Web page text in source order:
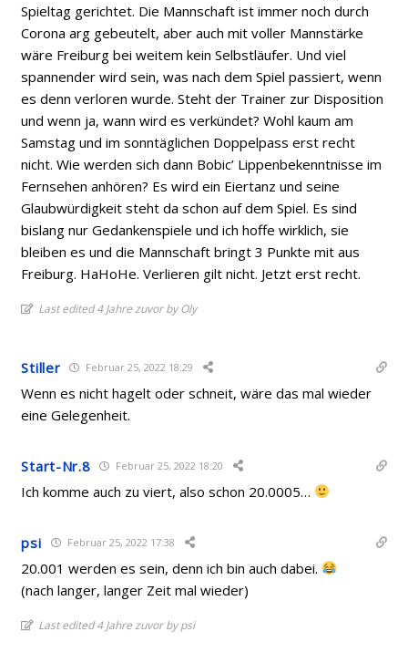
Spieltag gerichtet. Die Mannschaft ist immer noch durch
Corona arg gebeutelt, aber auch mit voller Mannstärke
wäre Freiburg bei weitem kein Selbstläufer. Und viel
spannender wird sein, was nach dem Spiel passiert, wenn
es denn verloren wurde. Steht der Trainer zur Disposition
und wenn ja, wann wird es verkündet? Wohl kaum am
Samstag und im sonntäglichen Doppelpass erst recht
nicht. Wie werden sich dann Bobic’ Lippenbekenntnisse im
Fernsehen anhören? Es wird ein Eiertanz und seine
Glaubwürdigkeit steht da schon auf dem Spiel. Es sind
bislang nur Gedankenspiele und ich hoffe wirklich, sie
bleiben es und die Mannschaft bringt 3 Punkte mit aus
Freiburg. HaHoHe. Verlieren gilt nicht. Jetzt erst recht.
Last edited 4 Jahre zuvor by Oly
Stiller Februar 25, 2022 18:29
Wenn es nicht hagelt oder schneit, wäre das mal wieder
eine Gelegenheit.
Start-Nr.8 Februar 25, 2022 18:20
Ich komme auch zu viert, also schon 20.0005…
psi Februar 25, 2022 17:38
20.001 werden es sein, denn ich bin auch dabei.
(nach langer, langer Zeit mal wieder)
Last edited 4 Jahre zuvor by psi